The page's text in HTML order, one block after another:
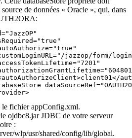
de données « Oracle », qui, dans
:
le fichierappConfig.xml.
ojdbc8.jarJDBC de votre serveur
:
wlp/usr/shared/config/lib/global.